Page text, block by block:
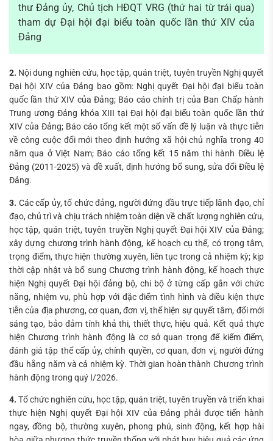
thư Đảng ủy, Chủ tịch HĐQT VRG (thứ hai từ trái qua)
tham dự Đại hội đại biểu toàn quốc lần thứ XIV của
Đảng
2. Nội dung nghiên cứu, học tập, quán triệt, tuyên truyền Nghị quyết
Đại hội XIV của Đảng bao gồm: Nghị quyết Đại hội đại biểu toàn
quốc lần thứ XIV của Đảng; Báo cáo chính trị của Ban Chấp hành
Trung ương Đảng khóa XIII tại Đại hội đại biểu toàn quốc lần thứ
XIV của Đảng; Báo cáo tổng kết một số vấn đề lý luận và thực tiễn
về công cuộc đổi mới theo định hướng xã hội chủ nghĩa trong 40
năm qua ở Việt Nam; Báo cáo tổng kết 15 năm thi hành Điều lệ
Đảng (2011-2025) và đề xuất, định hướng bổ sung, sửa đổi Điều lệ
Đảng.
3. Các cấp ủy, tổ chức đảng, người đứng đầu trực tiếp lãnh đạo, chỉ
đạo, chủ trì và chịu trách nhiệm toàn diện về chất lượng nghiên cứu,
học tập, quán triệt, tuyên truyền Nghị quyết Đại hội XIV của Đảng;
xây dựng chương trình hành động, kế hoạch cụ thể, có trọng tâm,
trọng điểm, thực hiện thường xuyên, liên tục trong cả nhiệm kỳ; kịp
thời cập nhật và bổ sung Chương trình hành động, kế hoạch thực
hiện Nghị quyết Đại hội đảng bộ, chi bộ ở từng cấp gắn với chức
năng, nhiệm vụ, phù hợp với đặc điểm tình hình và điều kiện thực
tiễn của địa phương, cơ quan, đơn vị, thể hiện sự quyết tâm, đổi mới
sáng tạo, bảo đảm tính khả thi, thiết thực, hiệu quả. Kết quả thực
hiện Chương trình hành động là cơ sở quan trọng để kiểm điểm,
đánh giá tập thể cấp ủy, chính quyền, cơ quan, đơn vị, người đứng
đầu hằng năm và cả nhiệm kỳ. Thời gian hoàn thành Chương trình
hành động trong quý I/2026.
4. Tổ chức nghiên cứu, học tập, quán triệt, tuyên truyền và triển khai
thực hiện Nghị quyết Đại hội XIV của Đảng phải được tiến hành
ngay, đồng bộ, thường xuyên, phong phú, sinh động, kết hợp hài